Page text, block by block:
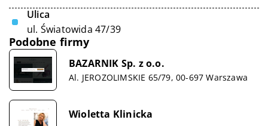
Ulica
ul. Światowida 47/39
Podobne firmy
BAZARNIK Sp. z o.o.
Al. JEROZOLIMSKIE 65/79, 00-697 Warszawa
Wioletta Klinicka